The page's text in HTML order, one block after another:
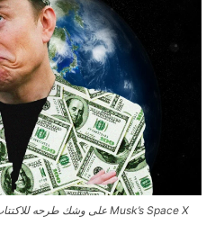
Musk’s Space X على وشك طرحه للاكتتاب العام